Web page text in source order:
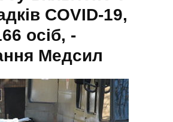
COVID-19,
осіб, -
Медсил